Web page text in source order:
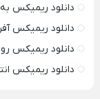
دانلود ریمیکس
دانلود ریمیکس
دانلود ریمیکس
دانلود ریمیکس